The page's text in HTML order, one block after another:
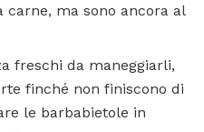
ma sono ancora al
freschi da maneggiarli,
finché non finiscono di
le barbabietole in